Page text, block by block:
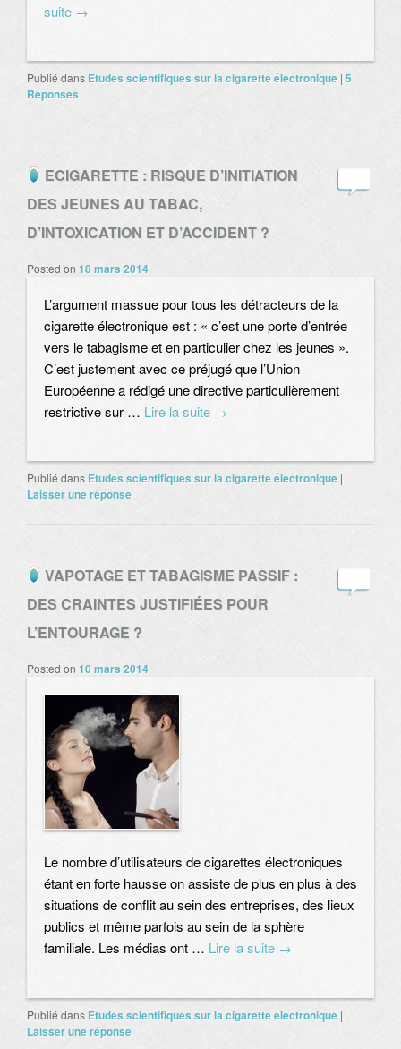
suite →
Publié dans Etudes scientifiques sur la cigarette électronique | 5
Réponses
ECIGARETTE : RISQUE D’INITIATION
DES JEUNES AU TABAC,
D’INTOXICATION ET D’ACCIDENT ?
Posted on 18 mars 2014
L’argument massue pour tous les détracteurs de la
cigarette électronique est : « c’est une porte d’entrée
vers le tabagisme et en particulier chez les jeunes ».
C’est justement avec ce préjugé que l’Union
Européenne a rédigé une directive particulièrement
restrictive sur … Lire la suite →
Publié dans Etudes scientifiques sur la cigarette électronique |
Laisser une réponse
VAPOTAGE ET TABAGISME PASSIF :
DES CRAINTES JUSTIFIÉES POUR
L’ENTOURAGE ?
Posted on 10 mars 2014
Le nombre d’utilisateurs de cigarettes électroniques
étant en forte hausse on assiste de plus en plus à des
situations de conflit au sein des entreprises, des lieux
publics et même parfois au sein de la sphère
familiale. Les médias ont … Lire la suite →
Publié dans Etudes scientifiques sur la cigarette électronique |
Laisser une réponse